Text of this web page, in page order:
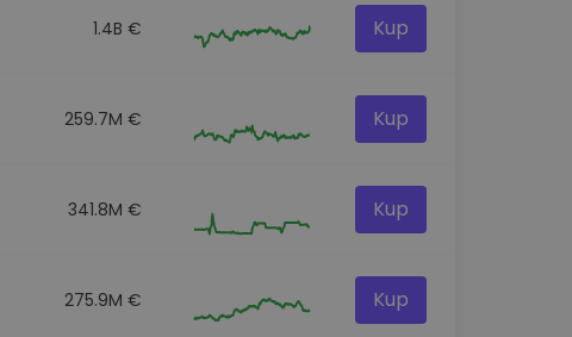
1.4B € Kup
259.7M € Kup
341.8M € Kup
275.9M € Kup